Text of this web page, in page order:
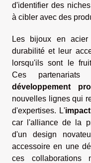
d'identifier des
à cibler avec des
Les bijoux en acier
durabilité et leur
lorsqu'ils sont le
Ces
développement
nouvelles lignes qui
d'expertises. L'
car l'alliance de la
d'un design
accessoire en une
ces